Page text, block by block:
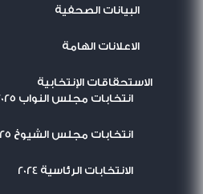
البيانات الصحفية
الاعلانات الهامة
الاستحقاقات الإنتخابية
انتخابات مجلس النواب 2025
انتخابات مجلس الشيوخ 2025
الانتخابات الرئاسية 2024